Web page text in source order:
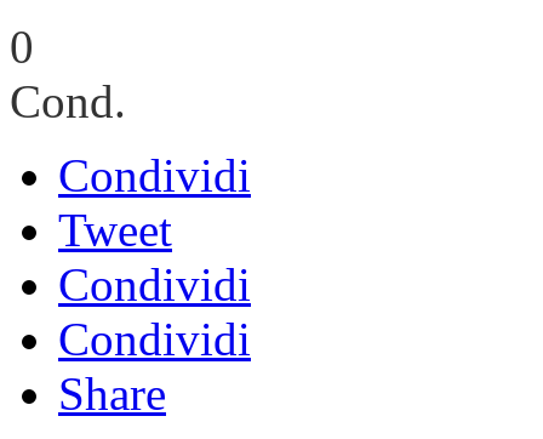
0
Cond.
Condividi
Tweet
Condividi
Condividi
Share